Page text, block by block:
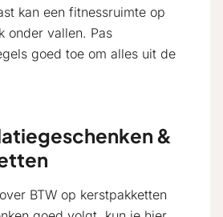
kan een fitnessruimte op
onder vallen. Pas
goed toe om alles uit de
&
BTW op kerstpakketten